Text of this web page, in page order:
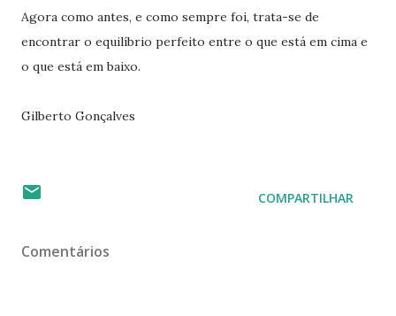
Agora como antes, e como sempre foi, trata-se de
encontrar o equilíbrio perfeito entre o que está em cima e
o que está em baixo.
Gilberto Gonçalves
COMPARTILHAR
Comentários